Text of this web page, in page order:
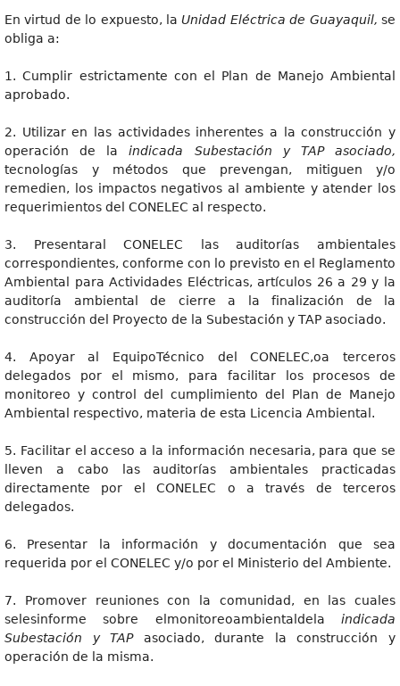
En virtud de lo expuesto, laUnidad Eléctrica de Guayaquil,se
obliga a:
1. Cumplir estrictamente con el Plan de Manejo Ambiental
aprobado.
2. Utilizar en las actividades inherentes a la construcción y
operación de laindicada Subestación y TAP asociado,
tecnologías y métodos que prevengan, mitiguen y/o
remedien, los impactos negativos al ambiente y atender los
requerimientos del CONELEC al respecto.
3. Presentaral CONELEC las auditorías ambientales
correspondientes, conforme con lo previsto en el Reglamento
Ambiental para Actividades Eléctricas, artículos 26 a 29 y la
auditoría ambiental de cierre a la finalización de la
construcción del Proyecto de la Subestación y TAP asociado.
4. Apoyar al EquipoTécnico del CONELEC,oa terceros
delegados por el mismo, para facilitar los procesos de
monitoreo y control del cumplimiento del Plan de Manejo
Ambiental respectivo, materia de esta Licencia Ambiental.
5. Facilitar el acceso a la información necesaria, para que se
lleven a cabo las auditorías ambientales practicadas
directamente por el CONELEC o a través de terceros
delegados.
6. Presentar la información y documentación que sea
requerida por el CONELEC y/o por el Ministerio del Ambiente.
7. Promover reuniones con la comunidad, en las cuales
selesinforme sobre elmonitoreoambientaldela indicada
Subestación y TAP asociado, durante la construcción y
operación de la misma.